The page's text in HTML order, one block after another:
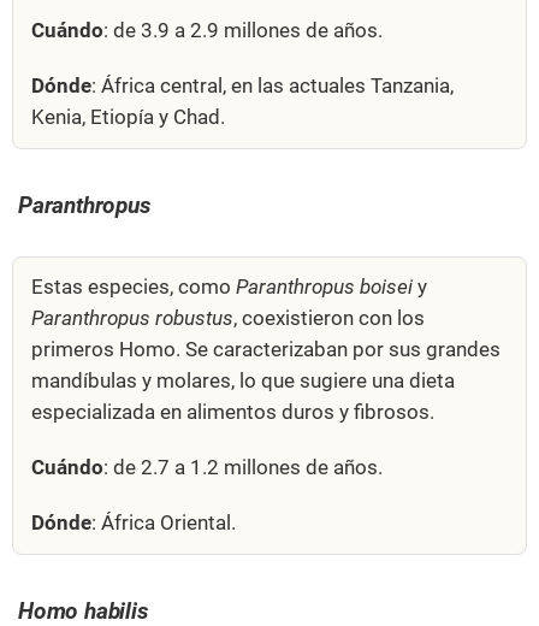
Cuándo: de 3.9 a 2.9 millones de años.
Dónde: África central, en las actuales Tanzania,
Kenia, Etiopía y Chad.
Paranthropus
Estas especies, como Paranthropus boisei y
Paranthropus robustus, coexistieron con los
primeros Homo. Se caracterizaban por sus grandes
mandíbulas y molares, lo que sugiere una dieta
especializada en alimentos duros y fibrosos.
Cuándo: de 2.7 a 1.2 millones de años.
Dónde: África Oriental.
Homo habilis